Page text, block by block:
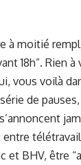
à moitié
18h”. Rien
vous voilà
de
BHV, être